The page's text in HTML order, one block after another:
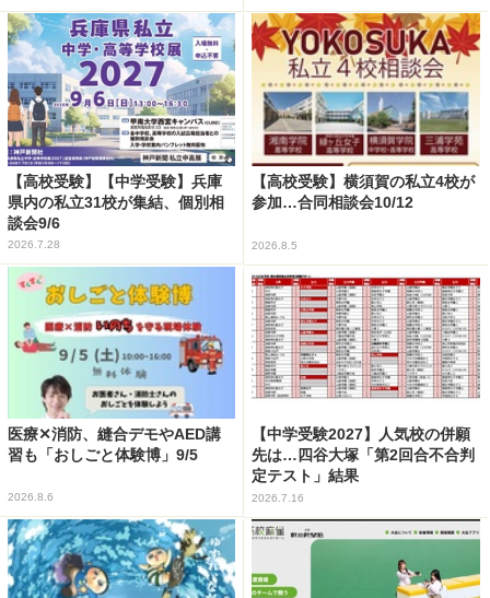
【高校受験】【中学受験】兵庫
県内の私立31校が集結、個別相
談会9/6
2026.7.28
【高校受験】横須賀の私立4校が
参加…合同相談会10/12
2026.8.5
医療✕消防、縫合デモやAED講
習も「おしごと体験博」9/5
2026.8.6
【中学受験2027】人気校の併願
先は…四谷大塚「第2回合不合判
定テスト」結果
2026.7.16